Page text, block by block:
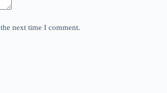
next time I comment.